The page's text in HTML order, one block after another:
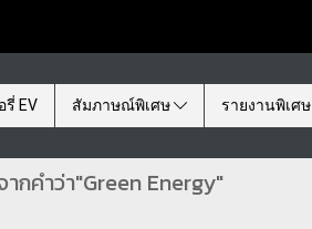
รี่ EV สัมภาษณ์พิเศษ รายงานพิเศษ
กคำว่า"Green Energy"